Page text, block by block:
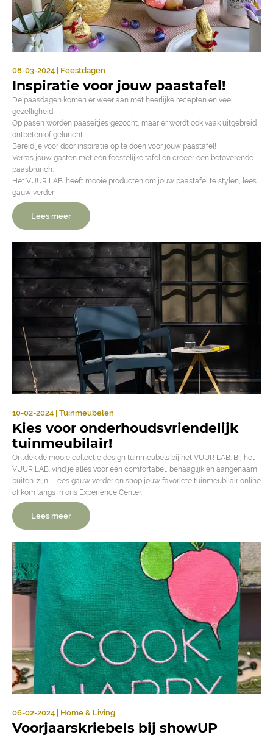
08-03-2024 | Feestdagen
Inspiratie voor jouw paastafel!
De paasdagen komen er weer aan met heerlijke recepten en veel
gezelligheid!
Op pasen worden paaseitjes gezocht, maar er wordt ook vaak uitgebreid
ontbeten of geluncht.
Bereid je voor door inspiratie op te doen voor jouw paastafel!
Verras jouw gasten met een feestelijke tafel en creëer een betoverende
paasbrunch.
Het VUUR LAB. heeft mooie producten om jouw paastafel te stylen, lees
gauw verder!
Lees meer
10-02-2024 | Tuinmeubelen
Kies voor onderhoudsvriendelijk
tuinmeubilair!
Ontdek de mooie collectie design tuinmeubels bij het VUUR LAB. Bij het
VUUR LAB. vind je alles voor een comfortabel, behaaglijk en aangenaam
buiten-zijn. Lees gauw verder en shop jouw favoriete tuinmeubilair online
of kom langs in ons Experience Center.
Lees meer
06-02-2024 | Home & Living
Voorjaarskriebels bij showUP